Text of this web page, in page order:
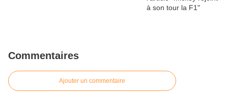
Commentaires
Ajouter un commentaire